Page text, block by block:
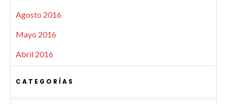
Agosto 2016
Mayo 2016
Abril 2016
CATEGORÍAS